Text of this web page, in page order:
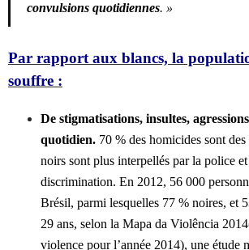
convulsions quotidiennes. »
Par rapport aux blancs, la
souffre :
De stigmatisations, insultes,
quotidien. 70 % des homicides sont
noirs sont plus interpellés par la police
discrimination. En 2012, 56 000
Brésil, parmi lesquelles 77 % noires, et
29 ans, selon la Mapa da Violência
violence pour l’année 2014), une étude